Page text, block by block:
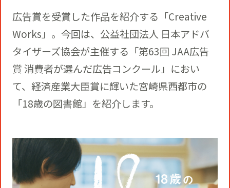
マーケティング
クリエイティブ
アクティベーション
メディアビジネス
PR
環境
社会
ガバナンス
CSR
当社の歩み
役員一覧
本社・支社アクセス
グループ会社
通年採用
カムバック採用
トップへ
広告賞を受賞した作品を紹介する「Creative
Works」。今回は、公益社団法人 日本アドバ
タイザーズ協会が主催する「第63回 JAA広告
賞 消費者が選んだ広告コンクール」におい
て、経済産業大臣賞に輝いた宮崎県西都市の
「18歳の図書館」を紹介します。